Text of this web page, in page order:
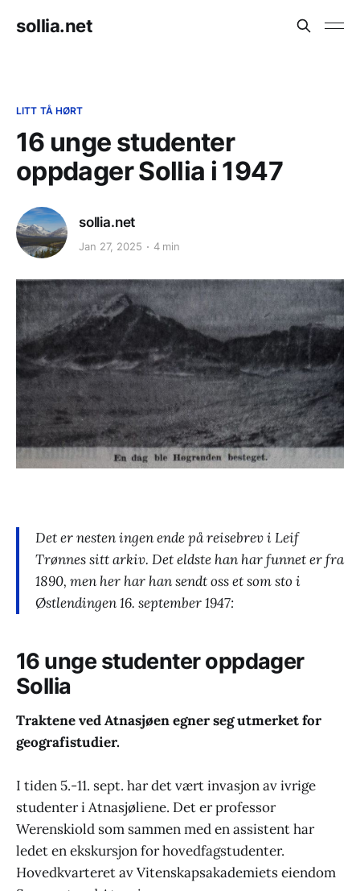
sollia.net
LITT TÅ HØRT
16 unge studenter
oppdager Sollia i 1947
sollia.net
Jan 27, 2025 4 min
Det er nesten ingen ende på reisebrev i Leif
Trønnes sitt arkiv. Det eldste han har funnet er fra
1890, men her har han sendt oss et som sto i
Østlendingen 16. september 1947:
16 unge studenter oppdager
Sollia
Traktene ved Atnasjøen egner seg utmerket for
geografistudier.
I tiden 5.-11. sept. har det vært invasjon av ivrige
studenter i Atnasjøliene. Det er professor
Werenskiold som sammen med en assistent har
ledet en ekskursjon for hovedfagstudenter.
Hovedkvarteret av Vitenskapsakademiets eiendom